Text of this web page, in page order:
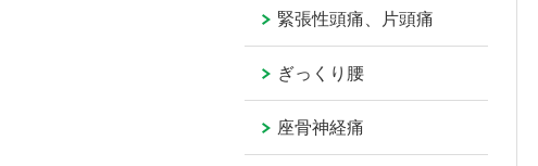
緊張性頭痛、片頭痛
ぎっくり腰
座骨神経痛